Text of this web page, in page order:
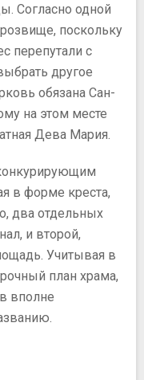
Согласно одной
поскольку
перепутали с
другое
обязана Сан-
на этом месте
Дева Мария.
в форме креста,
два отдельных
и второй,
Учитывая в
план храма,
вполне